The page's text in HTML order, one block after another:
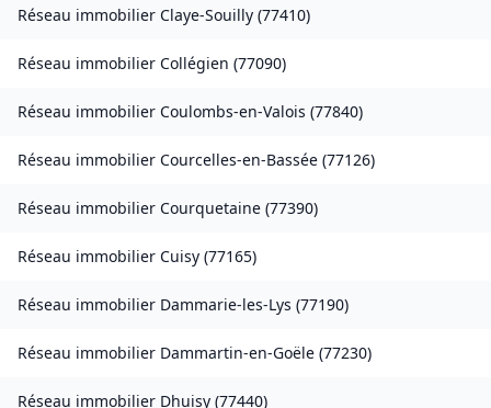
Réseau immobilier Claye-Souilly (77410)
Réseau immobilier Collégien (77090)
Réseau immobilier Coulombs-en-Valois (77840)
Réseau immobilier Courcelles-en-Bassée (77126)
Réseau immobilier Courquetaine (77390)
Réseau immobilier Cuisy (77165)
Réseau immobilier Dammarie-les-Lys (77190)
Réseau immobilier Dammartin-en-Goële (77230)
Réseau immobilier Dhuisy (77440)